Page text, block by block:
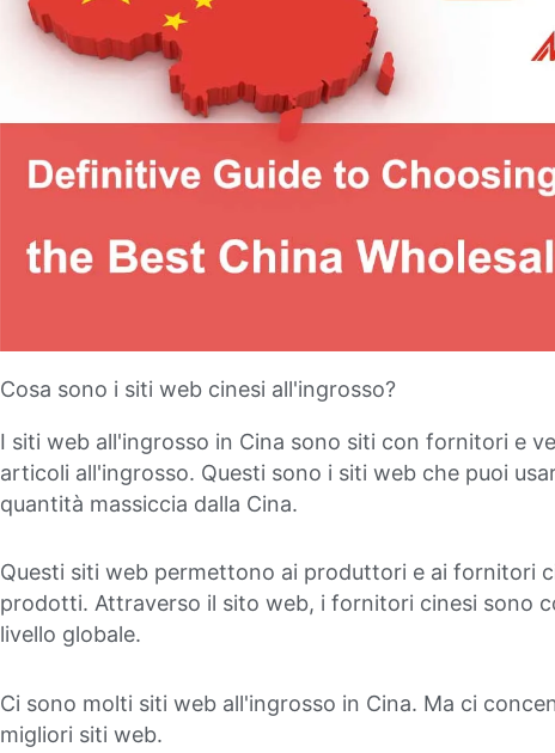
Cosa sono i siti web cinesi all'ingrosso?
I siti web all'ingrosso in Cina sono siti con fornitori e
articoli all'ingrosso. Questi sono i siti web che puoi
quantità massiccia dalla Cina.
Questi siti web permettono ai produttori e ai fornitori
prodotti. Attraverso il sito web, i fornitori cinesi sono
livello globale.
Ci sono molti siti web all'ingrosso in Cina. Ma ci
migliori siti web.